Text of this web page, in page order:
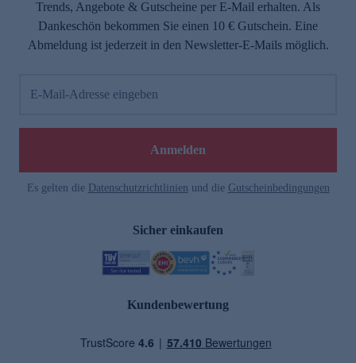
Trends, Angebote & Gutscheine per E-Mail erhalten. Als
Dankeschön bekommen Sie einen 10 € Gutschein. Eine
Abmeldung ist jederzeit in den Newsletter-E-Mails möglich.
E-Mail-Adresse eingeben
Anmelden
Es gelten die Datenschutzrichtlinien und die Gutscheinbedingungen
Sicher einkaufen
Kundenbewertung